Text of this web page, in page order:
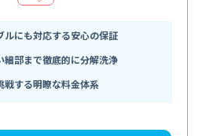
ルにも対応する安心の保証
細部まで徹底的に分解洗浄
戦する明瞭な料金体系